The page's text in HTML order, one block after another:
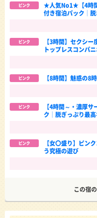
ピンク
★人気No1★【4時
付き宿泊パック│脱
ピンク
【3時間】セクシ
トップレスコンパ
ピンク
【8時間】魅惑の8
ピンク
【4時間～・濃厚
ク│脱ぎっぷり最高
ピンク
【女〇盛り】ピン
う究極の遊び
この宿